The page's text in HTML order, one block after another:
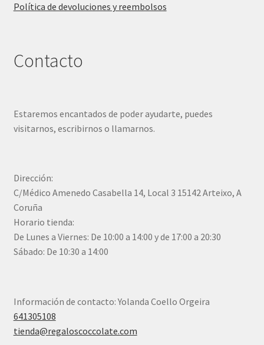
Política de devoluciones y reembolsos
Contacto
Estaremos encantados de poder ayudarte, puedes
visitarnos, escribirnos o llamarnos.
Dirección:
C/Médico Amenedo Casabella 14, Local 3 15142 Arteixo, A
Coruña
Horario tienda:
De Lunes a Viernes: De 10:00 a 14:00 y de 17:00 a 20:30
Sábado: De 10:30 a 14:00
Información de contacto: Yolanda Coello Orgeira
641305108
tienda@regaloscoccolate.com